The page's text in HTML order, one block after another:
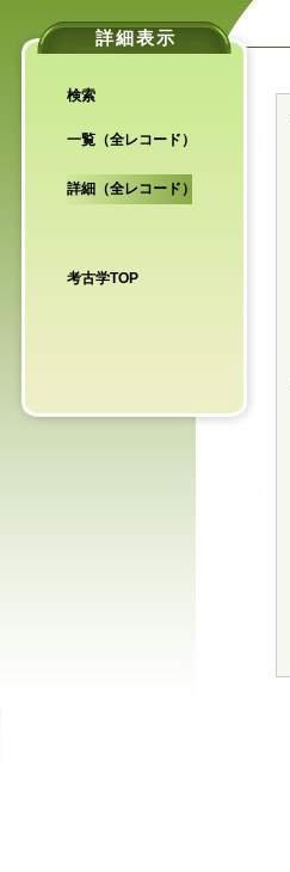
詳細表示
検索
一覧（全レコード）
詳細（全レコード）
考古学TOP